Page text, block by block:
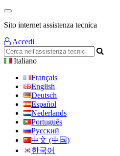
Sito internet assistenza tecnica
Accedi
Italiano
Français
English
Deutsch
Español
Nederlands
Português
Русский
中文 (中国)
한국어